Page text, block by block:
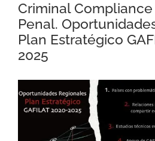
Criminal
Penal.
Plan Estratégico
2025
Larger
Image